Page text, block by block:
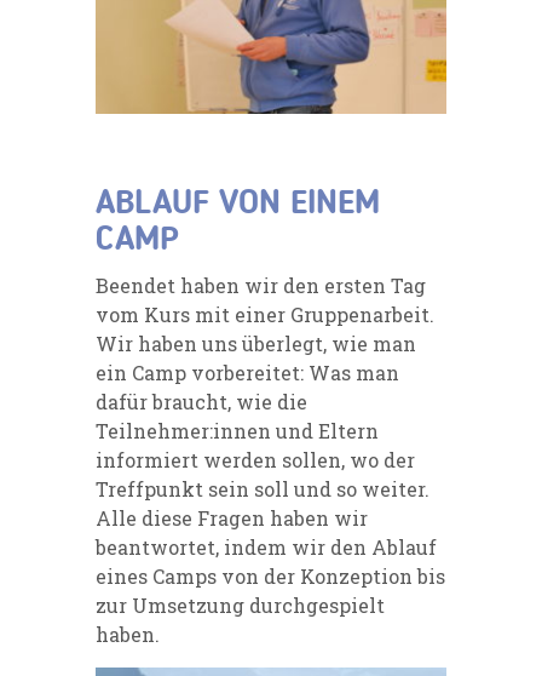
ABLAUF VON EINEM
CAMP
Beendet haben wir den ersten Tag
vom Kurs mit einer Gruppenarbeit.
Wir haben uns überlegt, wie man
ein Camp vorbereitet: Was man
dafür braucht, wie die
Teilnehmer:innen und Eltern
informiert werden sollen, wo der
Treffpunkt sein soll und so weiter.
Alle diese Fragen haben wir
beantwortet, indem wir den Ablauf
eines Camps von der Konzeption bis
zur Umsetzung durchgespielt
haben.